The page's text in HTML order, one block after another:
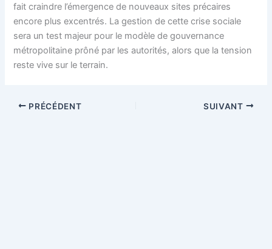
fait craindre l’émergence de nouveaux sites précaires
encore plus excentrés. La gestion de cette crise sociale
sera un test majeur pour le modèle de gouvernance
métropolitaine prôné par les autorités, alors que la tension
reste vive sur le terrain.
PRÉCÉDENT SUIVANT